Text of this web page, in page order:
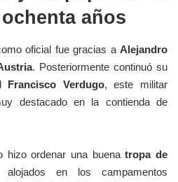
años
oficial fue gracias a Alejandro
. Posteriormente continuó su
Francisco Verdugo, este militar
destacado en la contienda de
hizo ordenar una buenatropa de
en los campamentos